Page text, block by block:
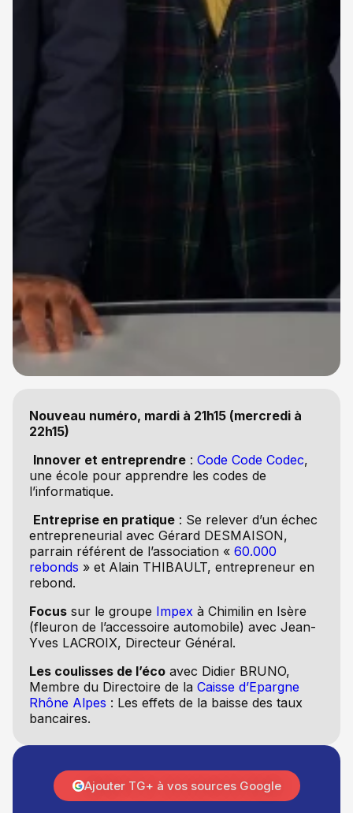
Nouveau numéro, mardi à 21h15 (mercredi à
22h15)
Innover et entreprendre: Code Code Codec,
une école pour apprendre les codes de
l’informatique.
Entreprise en pratique: Se relever d’un échec
entrepreneurial avec Gérard DESMAISON,
parrain référent de l’association « 60.000
rebonds » et Alain THIBAULT, entrepreneur en
rebond.
Focussur le groupe Impexà Chimilin en Isère
(fleuron de l’accessoire automobile) avec Jean-
Yves LACROIX, Directeur Général.
Les coulisses de l’écoavec Didier BRUNO,
Membre du Directoire de la Caisse d’Epargne
Rhône Alpes : Les effets de la baisse des taux
bancaires.
Ajouter TG+ à vos sources Google